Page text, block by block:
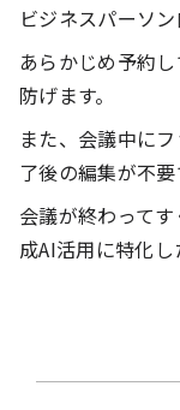
ビジネスパーソ
あらかじめ予約
防げます。
また、会議中に
了後の編集が不要
会議が終わって
成AI活用に特化し